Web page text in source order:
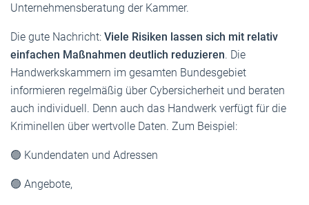
Unternehmensberatung der Kammer.
Die gute Nachricht: Viele Risiken lassen sich mit relativ
einfachen Maßnahmen deutlich reduzieren. Die
Handwerkskammern im gesamten Bundesgebiet
informieren regelmäßig über Cybersicherheit und beraten
auch individuell. Denn auch das Handwerk verfügt für die
Kriminellen über wertvolle Daten. Zum Beispiel:
🟢 Kundendaten und Adressen
🟢 Angebote,